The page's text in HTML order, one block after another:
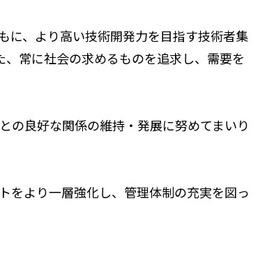
に、より高い技術開発力を目指す技術者集
常に社会の求めるものを追求し、需要を
の良好な関係の維持・発展に努めてまいり
をより一層強化し、管理体制の充実を図っ